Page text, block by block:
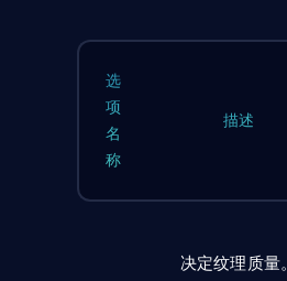
选
项
名
称
描述
决定纹理质量。